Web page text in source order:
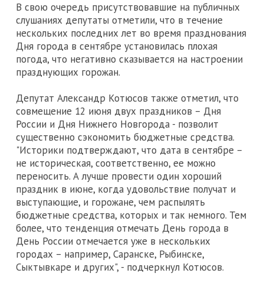
В свою очередь присутствовавшие на публичных
слушаниях депутаты отметили, что в течение
нескольких последних лет во время празднования
Дня города в сентябре установилась плохая
погода, что негативно сказывается на настроении
празднующих горожан.
Депутат Александр Котюсов также отметил, что
совмещение 12 июня двух праздников – Дня
России и Дня Нижнего Новгорода - позволит
существенно сэкономить бюджетные средства.
"Историки подтверждают, что дата в сентябре –
не историческая, соответственно, ее можно
переносить. А лучше провести один хороший
праздник в июне, когда удовольствие получат и
выступающие, и горожане, чем распылять
бюджетные средства, которых и так немного. Тем
более, что тенденция отмечать День города в
День России отмечается уже в нескольких
городах – например, Саранске, Рыбинске,
Сыктывкаре и других", - подчеркнул Котюсов.